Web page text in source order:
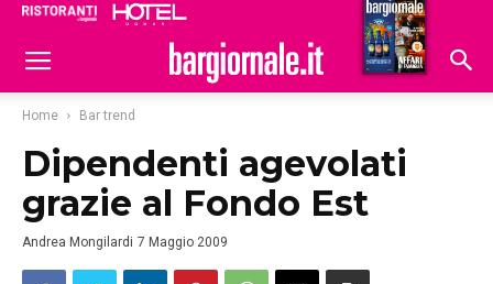
Hoteldomani
Home Bar trend
Dipendenti agevolati
grazie al Fondo Est
Andrea Mongilardi 7 Maggio 2009